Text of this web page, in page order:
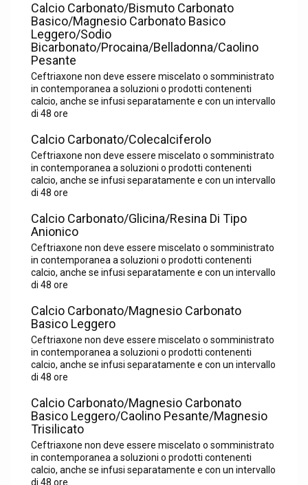
Calcio Carbonato/Bismuto Carbonato
Basico/Magnesio Carbonato Basico
Leggero/Sodio
Bicarbonato/Procaina/Belladonna/Caolino
Pesante
Ceftriaxone non deve essere miscelato o somministrato
in contemporanea a soluzioni o prodotti contenenti
calcio, anche se infusi separatamente e con un intervallo
di 48 ore
Calcio Carbonato/Colecalciferolo
Ceftriaxone non deve essere miscelato o somministrato
in contemporanea a soluzioni o prodotti contenenti
calcio, anche se infusi separatamente e con un intervallo
di 48 ore
Calcio Carbonato/Glicina/Resina Di Tipo
Anionico
Ceftriaxone non deve essere miscelato o somministrato
in contemporanea a soluzioni o prodotti contenenti
calcio, anche se infusi separatamente e con un intervallo
di 48 ore
Calcio Carbonato/Magnesio Carbonato
Basico Leggero
Ceftriaxone non deve essere miscelato o somministrato
in contemporanea a soluzioni o prodotti contenenti
calcio, anche se infusi separatamente e con un intervallo
di 48 ore
Calcio Carbonato/Magnesio Carbonato
Basico Leggero/Caolino Pesante/Magnesio
Trisilicato
Ceftriaxone non deve essere miscelato o somministrato
in contemporanea a soluzioni o prodotti contenenti
calcio, anche se infusi separatamente e con un intervallo
di 48 ore